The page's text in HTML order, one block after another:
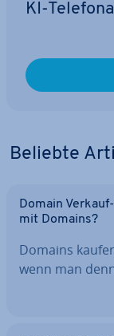
KI-
Beliebte
Domain
mit Domains?
Domains
wenn man